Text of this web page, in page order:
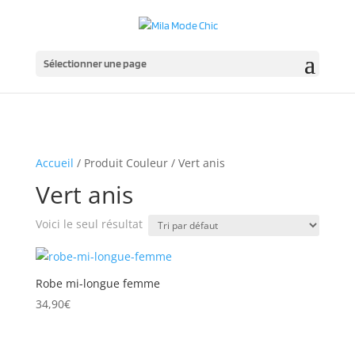
Sélectionner une page
Accueil / Produit Couleur / Vert anis
Vert anis
Voici le seul résultat
Robe mi-longue femme
34,90€